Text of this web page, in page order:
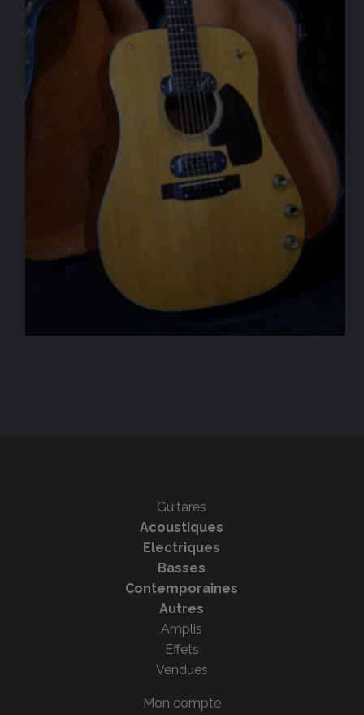
Guitares
Acoustiques
Electriques
Basses
Contemporaines
Autres
Amplis
Effets
Vendues
Mon compte